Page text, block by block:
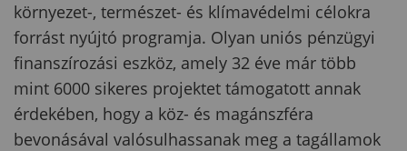
környezet-, természet- és klímavédelmi célokra
forrást nyújtó programja. Olyan uniós pénzügyi
finanszírozási eszköz, amely 32 éve már több
mint 6000 sikeres projektet támogatott annak
érdekében, hogy a köz- és magánszféra
bevonásával valósulhassanak meg a tagállamok